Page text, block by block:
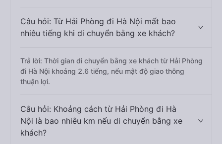
Câu hỏi: Từ Hải Phòng đi Hà Nội mất bao
nhiêu tiếng khi di chuyển bằng xe khách?
Trả lời: Thời gian di chuyển bằng xe khách từ Hải Phòng
đi Hà Nội khoảng 2.6 tiếng, nếu mật độ giao thông
thuận lợi.
Câu hỏi: Khoảng cách từ Hải Phòng đi Hà
Nội là bao nhiêu km nếu di chuyển bằng xe
khách?